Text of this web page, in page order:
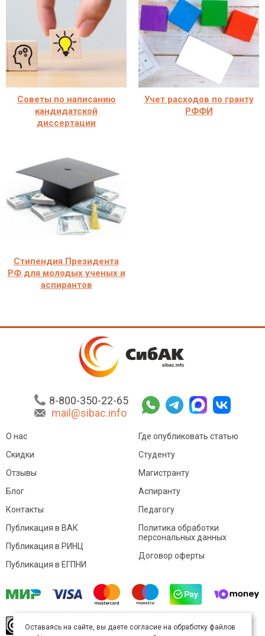
Советы по написанию
кандидатской
диссертации
Учет расходов по гранту
РФФИ
Стипендия Президента
РФ для молодых ученых и
аспирантов
8-800-350-22-65
mail@sibac.info
О нас
Скидки
Отзывы
Блог
Контакты
Где опубликовать статью
Студенту
Магистранту
Аспиранту
Педагогу
Публикация в ВАК
Публикация в РИНЦ
Публикация в ЕГПНИ
Политика обработки
персональных данных
Договор оферты
произведение доступно полицензии Creative
Оставаясь на сайте, вы даете согласие на обработку файлов